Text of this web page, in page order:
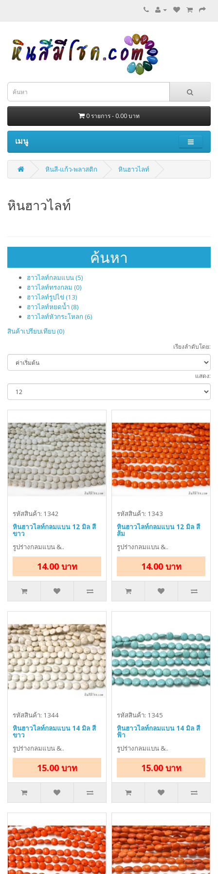
0 รายการ - 0.00 บาท
เมนู
หินสี-แก้ว-พลาสติก หินฮาวไลท์
หินฮาวไลท์
ค้นหา
ฮาวไลท์กลมแบน (5)
ฮาวไลท์ทรงกลม (0)
ฮาวไลท์รูปไข่ (13)
ฮาวไลท์หยดน้ำ (8)
ฮาวไลท์หัวกระโหลก (6)
สินค้าเปรียบเทียบ (0)
เรียงลำดับโดย:
แสดง:
รหัสสินค้า: 1342
หินฮาวไลท์กลมแบน 12 มิล สี
ขาว
รูปร่างกลมแบน &..
14.00 บาท
รหัสสินค้า: 1343
หินฮาวไลท์กลมแบน 12 มิล สี
ส้ม
รูปร่างกลมแบน &..
14.00 บาท
รหัสสินค้า: 1344
หินฮาวไลท์กลมแบน 14 มิล สี
ขาว
รูปร่างกลมแบน &..
15.00 บาท
รหัสสินค้า: 1345
หินฮาวไลท์กลมแบน 14 มิล สี
ฟ้า
รูปร่างกลมแบน &..
15.00 บาท